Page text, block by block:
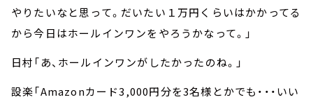
やりたいなと思って。だいたい１万円くらいはかかってる
から今日はホールインワンをやろうかなって。」
日村「あ、ホールインワンがしたかったのね。」
設楽「Amazonカード3,000円分を3名様とかでも・・・いい